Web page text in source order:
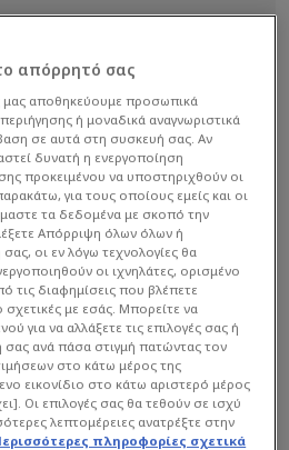
απόρρητό σας
μας αποθηκεύουμε προσωπικά
ή μοναδικά αναγνωριστικά
σε αυτά στη συσκευή σας. Αν
δυνατή η ενεργοποίηση
προκειμένου να υποστηριχθούν οι
για τους οποίους εμείς και οι
τα δεδομένα με σκοπό την
Απόρριψη όλων όλων ή
οι εν λόγω τεχνολογίες θα
οι ιχνηλάτες, ορισμένο
τις διαφημίσεις που βλέπετε
σχετικές με εσάς. Μπορείτε να
για να αλλάξετε τις επιλογές σας ή
σας ανά πάσα στιγμή πατώντας τον
στο κάτω μέρος της
εικονίδιο στο κάτω αριστερό μέρος
Οι επιλογές σας θα τεθούν σε ισχύ
λεπτομέρειες ανατρέξτε στην
πληροφορίες σχετικά